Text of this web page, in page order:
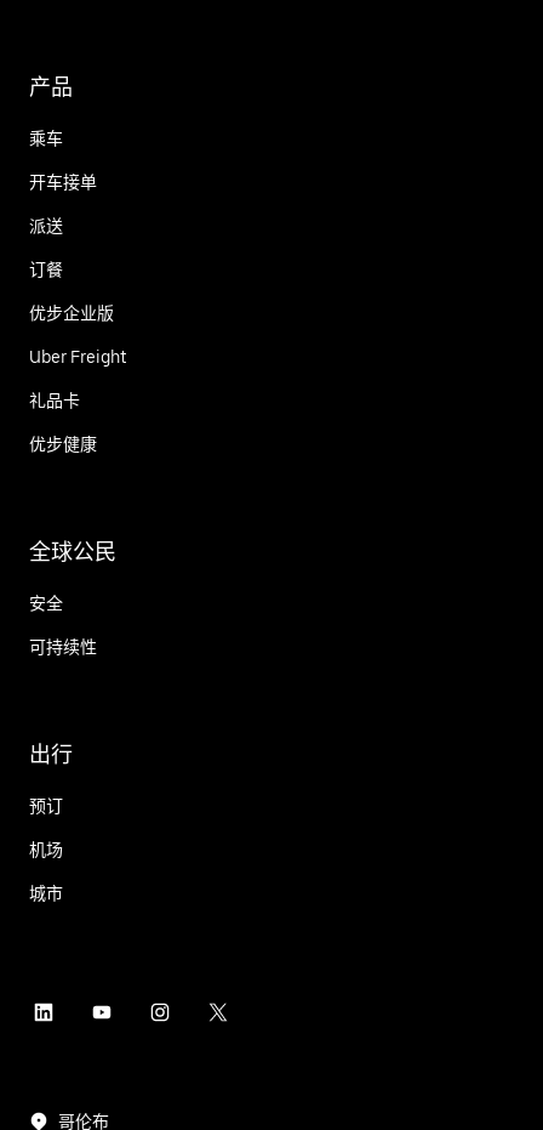
产品
乘车
开车接单
派送
订餐
优步企业版
Uber Freight
礼品卡
优步健康
全球公民
安全
可持续性
出行
预订
机场
城市
哥伦布